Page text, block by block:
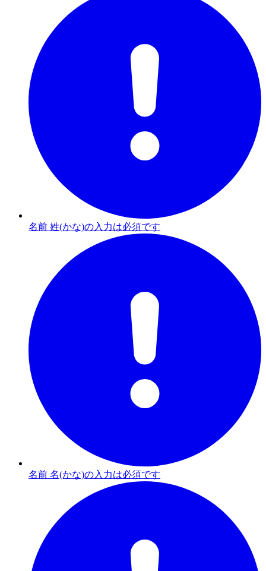
名前 姓(かな)の入力は必須です
名前 名(かな)の入力は必須です